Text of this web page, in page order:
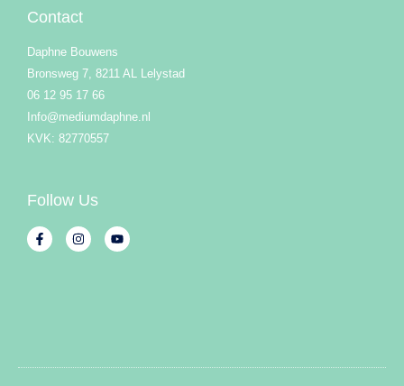
Contact
Daphne Bouwens
Bronsweg 7, 8211 AL Lelystad
06 12 95 17 66
Info@mediumdaphne.nl
KVK: 82770557
Follow Us